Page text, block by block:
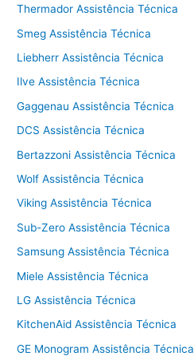
Thermador Assistência Técnica
Smeg Assistência Técnica
Liebherr Assistência Técnica
Ilve Assistência Técnica
Gaggenau Assistência Técnica
DCS Assistência Técnica
Bertazzoni Assistência Técnica
Wolf Assistência Técnica
Viking Assistência Técnica
Sub-Zero Assistência Técnica
Samsung Assistência Técnica
Miele Assistência Técnica
LG Assistência Técnica
KitchenAid Assistência Técnica
GE Monogram Assistência Técnica